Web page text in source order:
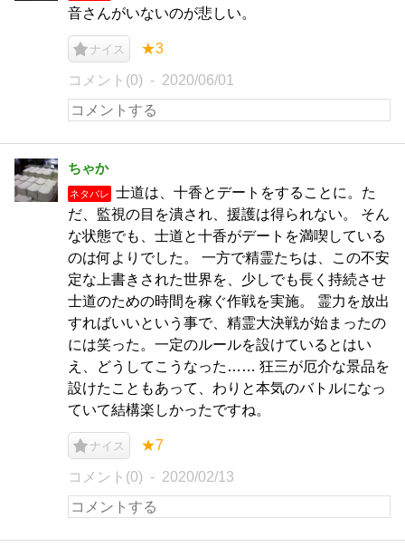
音さんがいないのが悲しい。
ナイス ★3
コメント(0) 2020/06/01
ちゃか
ネタバレ
士道は、十香とデートをすることに。た
だ、監視の目を潰され、援護は得られない。 そん
な状態でも、士道と十香がデートを満喫している
のは何よりでした。 一方で精霊たちは、この不安
定な上書きされた世界を、少しでも長く持続させ
士道のための時間を稼ぐ作戦を実施。 霊力を放出
すればいいという事で、精霊大決戦が始まったの
には笑った。一定のルールを設けているとはい
え、どうしてこうなった…… 狂三が厄介な景品を
設けたこともあって、わりと本気のバトルになっ
ていて結構楽しかったですね。
ナイス ★7
コメント(0) 2020/02/13